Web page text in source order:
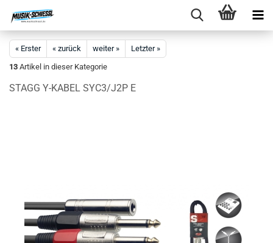
« Erster « zurück weiter »
Letzter »
13 Artikel in dieser Kategorie
STAGG Y-KABEL SYC3/J2P E